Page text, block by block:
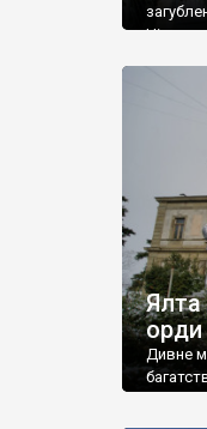
Ніжин
Ялта
орди
Дивне